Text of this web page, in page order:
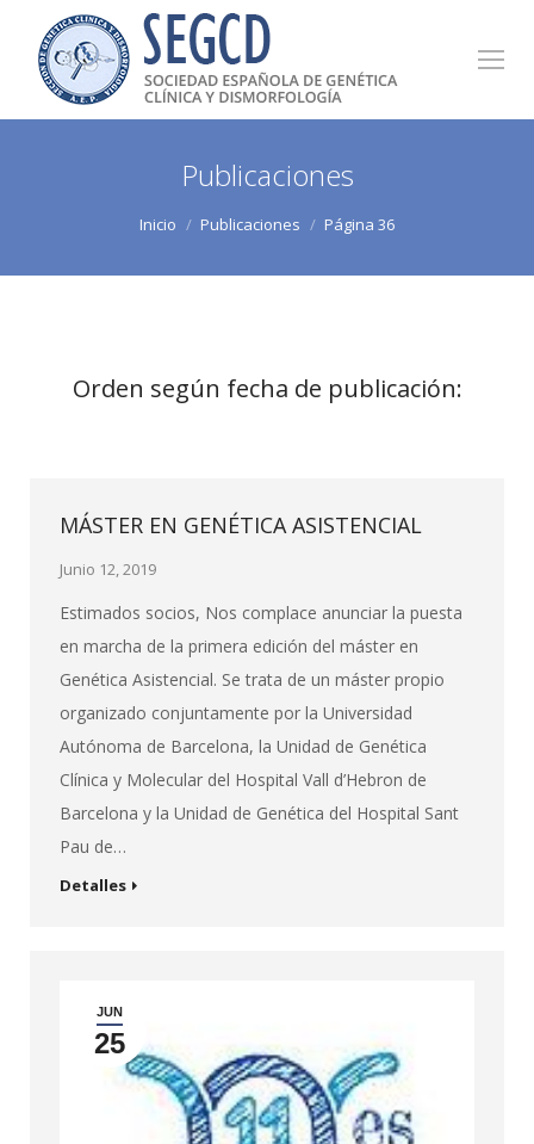
Publicaciones
Inicio Publicaciones Página 36
Orden según fecha de publicación:
MÁSTER EN GENÉTICA ASISTENCIAL
Junio 12, 2019
Estimados socios, Nos complace anunciar la puesta
en marcha de la primera edición del máster en
Genética Asistencial. Se trata de un máster propio
organizado conjuntamente por la Universidad
Autónoma de Barcelona, la Unidad de Genética
Clínica y Molecular del Hospital Vall d’Hebron de
Barcelona y la Unidad de Genética del Hospital Sant
Pau de…
Detalles
JUN
25